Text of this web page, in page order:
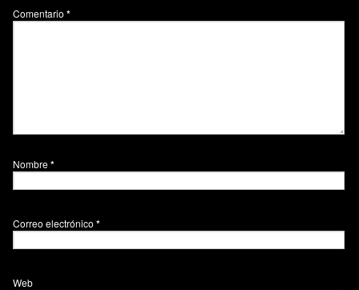
Comentario *
Nombre*
Correo electrónico *
Web